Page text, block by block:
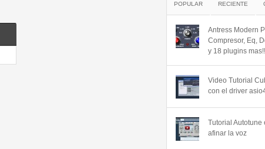
POPULAR RECIENTE
Antress Modern
Compresor, Eq,
y 18 plugins mas!!
Video Tutorial
con el driver
Tutorial Autotune
afinar la voz